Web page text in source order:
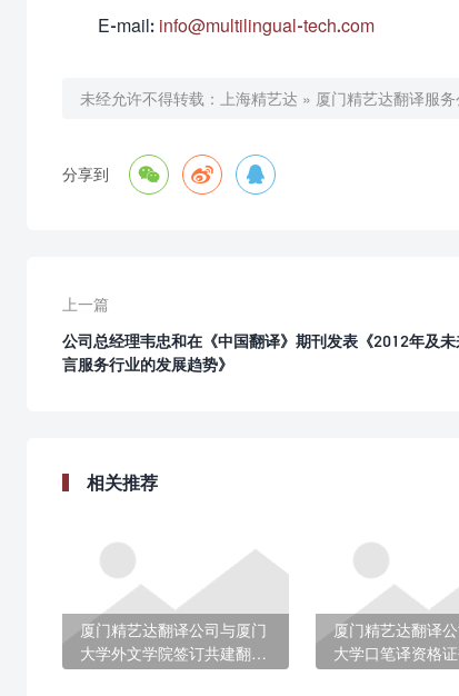
E-mail: info@multilingual-tech.com
未经允许不得转载： 上海精艺达 » 厦门精艺达翻译服
分享到   
上一篇
公司总经理韦忠和在《中国翻译》期刊发表《2012年及
言服务行业的发展趋势》
相关推荐
厦门精艺达翻译公司与厦门
大学外文学院签订共建翻译
厦门精艺达翻译
大学口笔译资格